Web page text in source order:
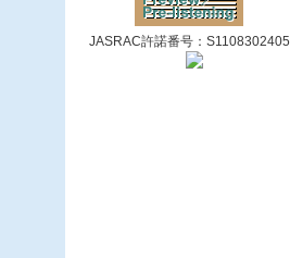
JASRAC許諾番号：S1108302405